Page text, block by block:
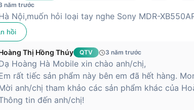
năm trước
Nội,muốn hỏi loại tay nghe Sony MDR-
hồi
Thị Hồng Thúy QTV 3 năm trước
Hoàng Hà Mobile xin chào anh/chị,
rất tiếc sản phẩm này bên em đã hết hàng.
anh/chị tham khảo các sản phẩm khác của
tin đến anh/chị!